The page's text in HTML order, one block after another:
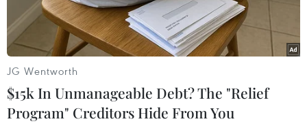
Chan-o-cha.
JG Wentworth
$15k In Unmanageable Debt? The "Relief
Program" Creditors Hide From You